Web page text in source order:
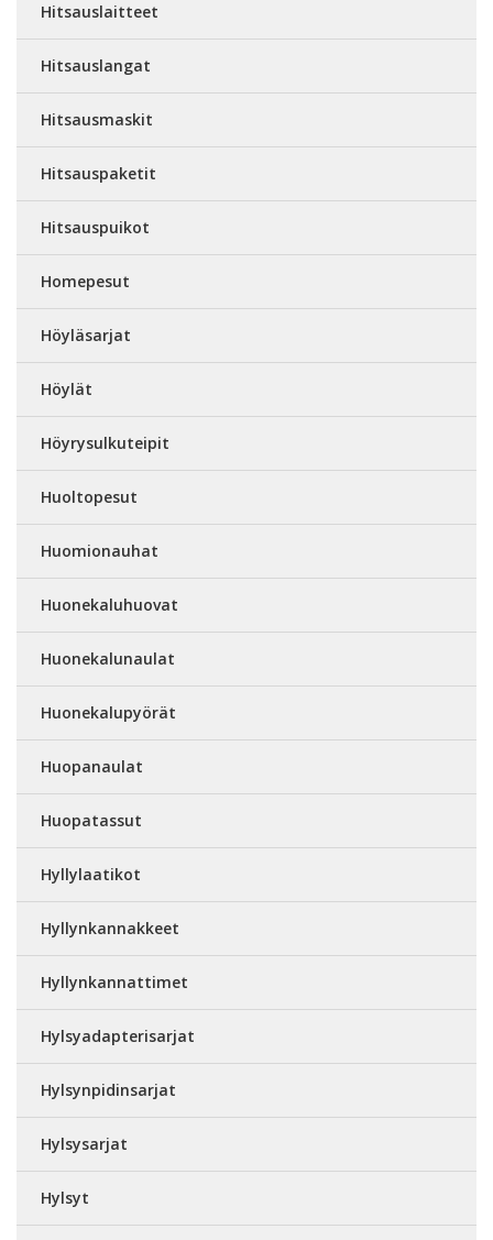
Hitsauslaitteet
Hitsauslangat
Hitsausmaskit
Hitsauspaketit
Hitsauspuikot
Homepesut
Höyläsarjat
Höylät
Höyrysulkuteipit
Huoltopesut
Huomionauhat
Huonekaluhuovat
Huonekalunaulat
Huonekalupyörät
Huopanaulat
Huopatassut
Hyllylaatikot
Hyllynkannakkeet
Hyllynkannattimet
Hylsyadapterisarjat
Hylsynpidinsarjat
Hylsysarjat
Hylsyt